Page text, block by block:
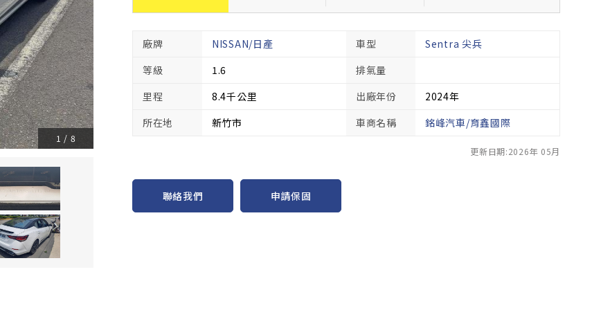
1 / 8
廠牌 NISSAN/日產 車型
Sentra 尖兵
等級
1.6
排氣量
里程
8.4千公里 出廠年份
2024年
所在地
新竹市 車商名稱 銘峰汽車/育鑫國際
更新日期:2026年 05月
聯絡我們 申請保固